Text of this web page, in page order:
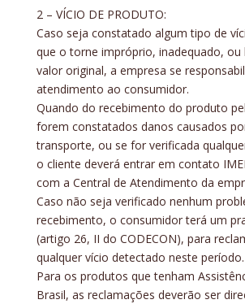
2 – VÍCIO DE PRODUTO:
Caso seja constatado algum tipo de
que o torne impróprio, inadequado, ou
valor original, a empresa se
atendimento ao consumidor.
Quando do recebimento do produto
forem constatados danos causados
transporte, ou se for verificada
o cliente deverá entrar em contato
com a Central de Atendimento da
Caso não seja verificado nenhum
recebimento, o consumidor terá um
(artigo 26, II do CODECON), para
qualquer vício detectado neste período.
Para os produtos que tenham
Brasil, as reclamações deverão ser